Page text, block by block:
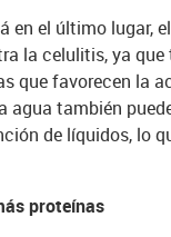
en el último lugar,
la celulitis, ya que
que favorecen la
agua también
de líquidos, lo
proteínas